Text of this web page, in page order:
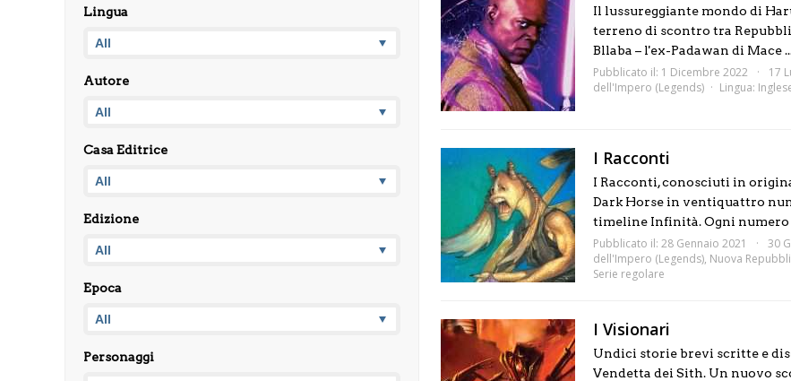
Il lussureggiante mondo di
terreno di scontro tra
Bllaba – l'ex-Padawan di Mace
Pubblicato il: 1 Dicembre 2022 17
dell'Impero (Legends)
Lingua:
I Racconti
I Racconti, conosciuti in
Dark Horse in ventiquattro
timeline Infinità. Ogni numero
Pubblicato il: 28 Gennaio 2021 30
dell'Impero (Legends), Nuova
Serie regolare
I Visionari
Undici storie brevi scritte e
Vendetta dei Sith. Un nuovo
Lingua
Autore
Casa Editrice
Edizione
Epoca
Personaggi